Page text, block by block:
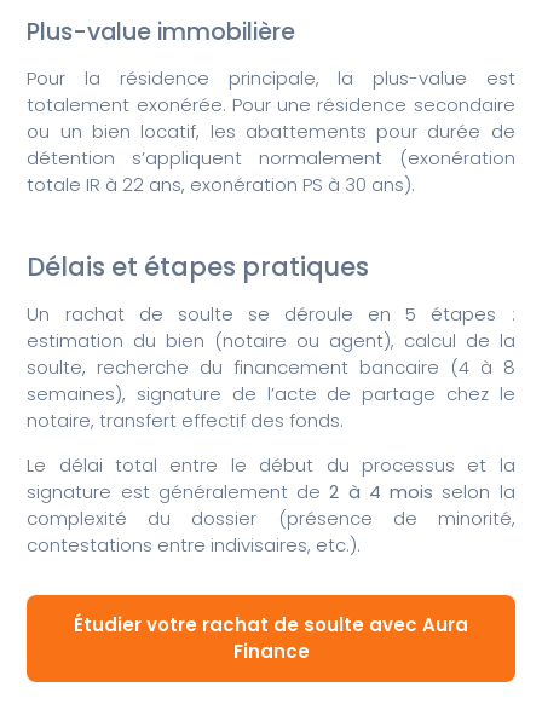
Plus-value immobilière
Pour la résidence principale, la plus-value est
totalement exonérée. Pour une résidence secondaire
ou un bien locatif, les abattements pour durée de
détention s’appliquent normalement (exonération
totale IR à 22 ans, exonération PS à 30 ans).
Délais et étapes pratiques
Un rachat de soulte se déroule en 5 étapes :
estimation du bien (notaire ou agent), calcul de la
soulte, recherche du financement bancaire (4 à 8
semaines), signature de l’acte de partage chez le
notaire, transfert effectif des fonds.
Le délai total entre le début du processus et la
signature est généralement de2 à 4 mois selon la
complexité du dossier (présence de minorité,
contestations entre indivisaires, etc.).
Étudier votre rachat de soulte avec Aura
Finance